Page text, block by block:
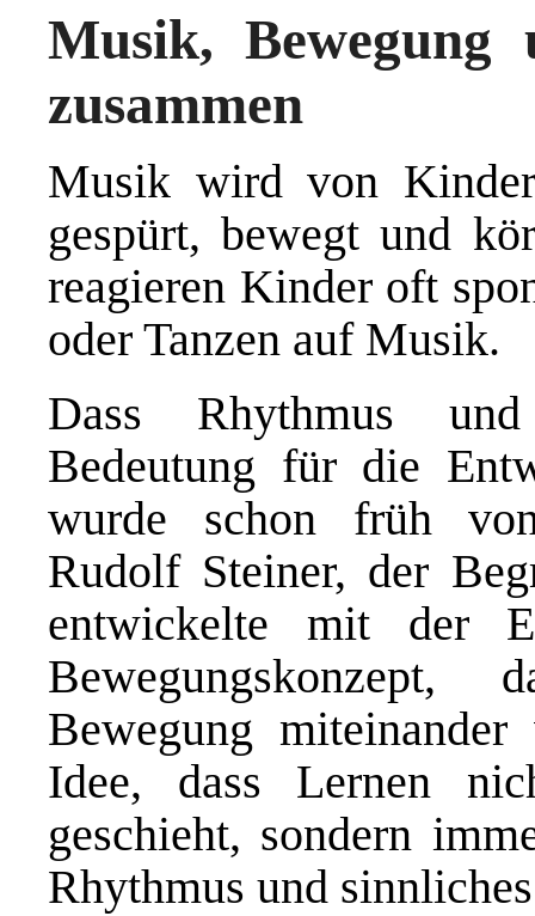
Musik, Bewegung
zusammen
Musik wird von
gespürt, bewegt und
reagieren Kinder oft
oder Tanzen auf Musik.
Dass Rhythmus
Bedeutung für die
wurde schon früh
Rudolf Steiner, der
entwickelte mit der
Bewegung
Idee, dass Lernen
geschieht, sondern
Rhythmus und